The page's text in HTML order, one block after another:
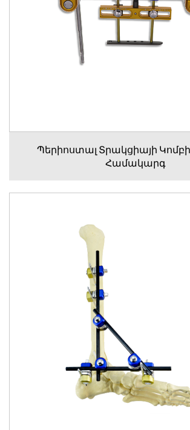
Պերիոստալ Տրակցիայի
Համակարգ